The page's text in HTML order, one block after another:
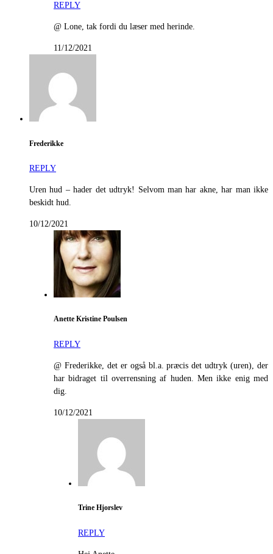
REPLY
@ Lone, tak fordi du læser med herinde.
11/12/2021
Frederikke
REPLY
Uren hud – hader det udtryk! Selvom man har akne, har man ikke
beskidt hud.
10/12/2021
Anette Kristine Poulsen
REPLY
@ Frederikke, det er også bl.a. præcis det udtryk (uren), der
har bidraget til overrensning af huden. Men ikke enig med
dig.
10/12/2021
Trine Hjorslev
REPLY